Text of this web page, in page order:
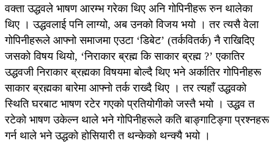
वक्ता उद्धवले भाषण आरम्भ गरेका थिए अनि गोपिनीहरू रुन थालेका
थिए । उद्धवलाई पनि लाग्यो, अब उनको विजय भयो । तर त्यसै वेला
गोपिनीहरूले आफ्नो समाजमा एउटा ‘डिबेट’ (तर्कवितर्क) नै राखिदिए
जसको विषय थियो, ‘निराकार ब्रह्म कि साकार ब्रह्म ?’ एकातिर
उद्धवजी निराकार ब्रह्मका विषयमा बोल्दै थिए भने अर्कातिर गोपिनीहरू
साकार ब्रह्मका बारेमा आफ्नो तर्क राख्दै थिए । तर त्यहाँ उद्धवको
स्थिति घरबाट भाषण रटेर गएको प्रतियोगीको जस्तै भयो । उद्धव त
रटेको भाषण उकेल्न थाले भने गोपिनीहरूले कति बाङ्गाटिङ्गा प्रश्नहरू
गर्न थाले भने उद्धको होसियारी त थन्केको थन्क्यै भयो ।